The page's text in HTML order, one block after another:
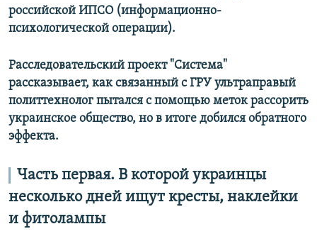
российской ИПСО (информационно-
психологической операции).
Расследовательский проект "Система"
рассказывает, как связанный с ГРУ ультраправый
политтехнолог пытался с помощью меток рассорить
украинское общество, но в итоге добился обратного
эффекта.
Часть первая. В которой украинцы
несколько дней ищут кресты, наклейки
и фитолампы